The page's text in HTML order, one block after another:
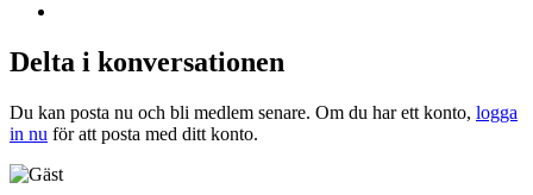
Delta i konversationen
Du kan posta nu och bli medlem senare. Om du har ett konto, logga
in nu för att posta med ditt konto.